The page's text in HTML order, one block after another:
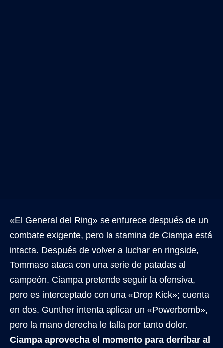
«El General del Ring» se enfurece después de un
combate exigente, pero la stamina de Ciampa está
intacta. Después de volver a luchar en ringside,
Tommaso ataca con una serie de patadas al
campeón. Ciampa pretende seguir la ofensiva,
pero es interceptado con una «Drop Kick»; cuenta
en dos. Gunther intenta aplicar un «Powerbomb»,
pero la mano derecha le falla por tanto dolor.
Ciampa aprovecha el momento para derribar al